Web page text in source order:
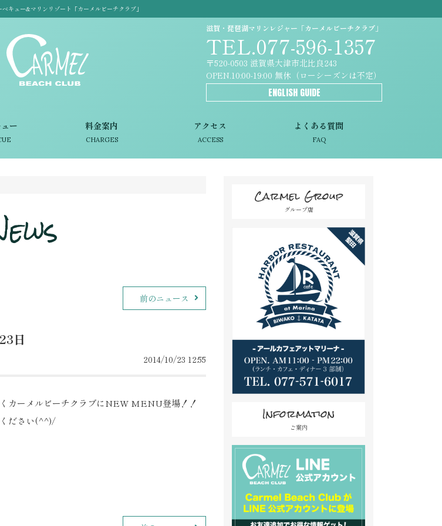
キュー&マリンリゾート「カーメルビーチクラブ」
ー 料金案内
CHARGES
アクセス
ACCESS
よくある質問
FAQ
滋賀・琵琶湖マリンレジャー「カーメルビーチクラブ」
TEL.077-596-1357
〒520-0503 滋賀県大津市北比良243
OPEN.10:00-19:00 無休（ローシーズンは不定）
ENGLISH GUIDE
前のニュース
日
2014/10/23 12:55
カーメルビーチクラブにNEW MENU登場！！
ださい(^^)/
Carmel Group
グループ店
Information
ご案内